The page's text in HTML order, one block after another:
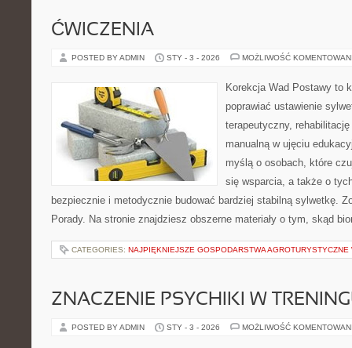
ĆWICZENIA
POSTED BY ADMIN STY - 3 - 2026 MOŻLIWOŚĆ
Korekcja Wad Postawy to
poprawiać ustawienie
terapeutyczny,
manualną w ujęciu
myślą o osobach, które
się wsparcia, a także o
bezpiecznie i metodycznie budować bardziej stabilną sylwetkę.
Porady. Na stronie znajdziesz obszerne materiały o tym, skąd
CATEGORIES: NAJPIĘKNIEJSZE GOSPODARSTWA AGROTURYSTYCZNE
ZNACZENIE PSYCHIKI W
POSTED BY ADMIN STY - 3 - 2026 MOŻLIWOŚĆ